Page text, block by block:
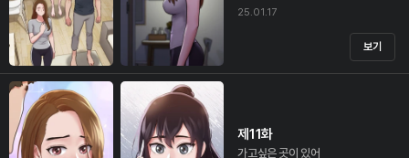
25.01.17
보기
제11화
가고싶은 곳이 있어